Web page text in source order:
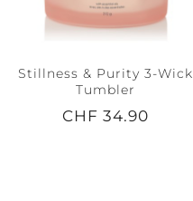
Stillness & Purity 3-Wick
Tumbler
CHF 34.90